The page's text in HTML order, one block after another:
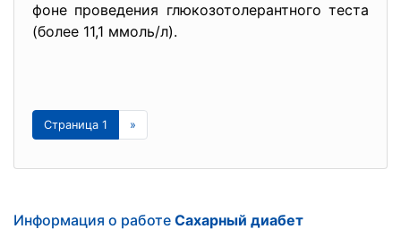
фоне проведения глюкозотолерантного теста
(более 11,1 ммоль/л).
Страница 1 »
Информация о работе Сахарный диабет